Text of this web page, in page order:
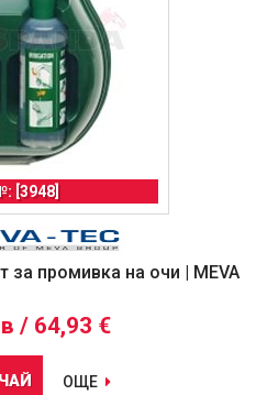
[3948]
за промивка на очи | MEVA
/ 64,93 €
ОЩЕ